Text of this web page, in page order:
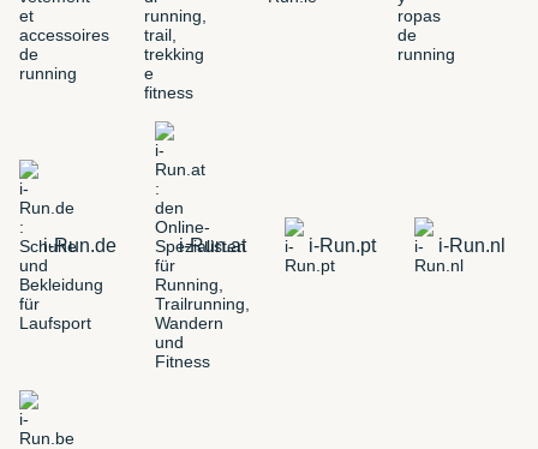
i-Run.de i-Run.at i-Run.pt i-Run.nl